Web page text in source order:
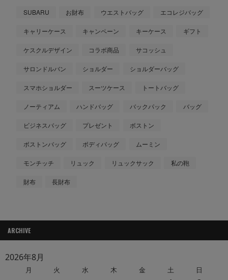
SUBARU お財布 ウエストバッグ エコレジバッグ
キャリーケース キャンペーン キーケース ギフト
ケスクルデザイン コラボ商品 サコッシュ
サロンドルバン ショルダー ショルダーバッグ
スマホショルダー スーツケース トートバッグ
ノーティアム ハンドバッグ バックパック バッグ
ビジネスバッグ プレゼント ボストン
ボストンバッグ ボディバッグ ムーミン
モンチッチ リュック リュックサック 私の鞄
財布 長財布
ARCHIVE
2026年8月
月 火 水 木 金 土 日